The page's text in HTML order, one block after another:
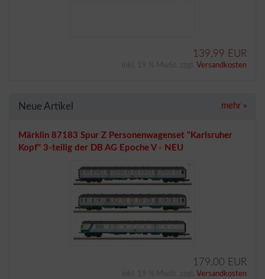
139,99 EUR
Versandkosten
Neue Artikel mehr »
Märklin 87183 Spur Z Personenwagenset "Karlsruher
Kopf" 3-teilig der DB AG Epoche V - NEU
179,00 EUR
Versandkosten